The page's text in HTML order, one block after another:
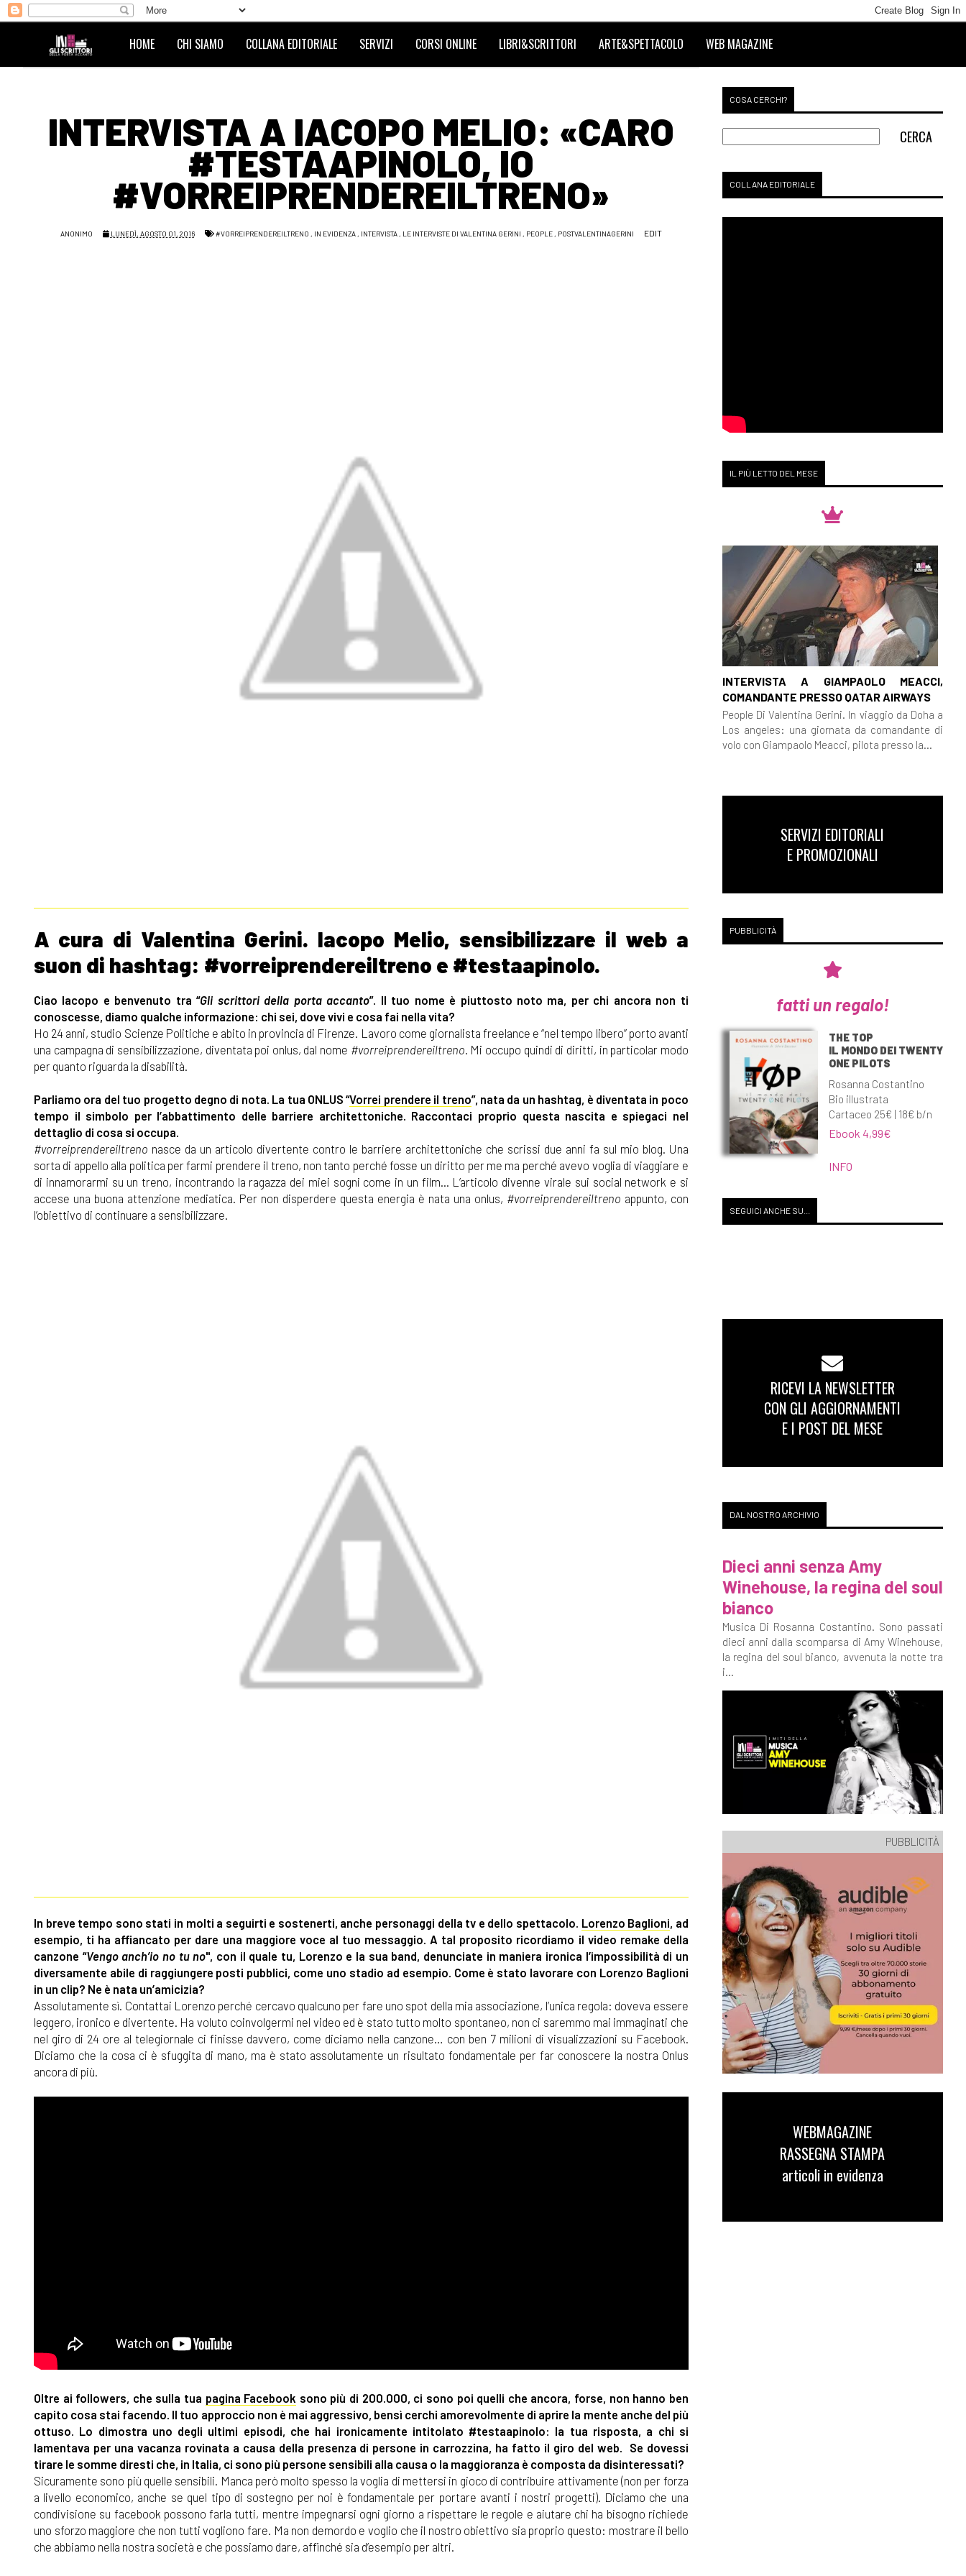
HOME CHI SIAMO COLLANA EDITORIALE SERVIZI CORSI ONLINE LIBRI&SCRITTORI ARTE&SPETTACOLO WEB MAGAZINE
INTERVISTA A IACOPO MELIO: «CARO
#TESTAAPINOLO, IO
#VORREIPRENDEREILTRENO»
ANONIMO LUNEDÌ, AGOSTO 01, 2016 #VORREIPRENDEREILTRENO , IN EVIDENZA, INTERVISTA, LE INTERVISTE DI VALENTINA GERINI , PEOPLE, POSTVALENTINAGERINI EDIT
A cura di Valentina Gerini. Iacopo Melio, sensibilizzare il web a
suon di hashtag: #vorreiprendereiltreno e #testaapinolo.
Ciao Iacopo e benvenuto tra “Gli scrittori della porta accanto”. Il tuo nome è piuttosto noto ma, per chi ancora non ti
conoscesse, diamo qualche informazione: chi sei, dove vivi e cosa fai nella vita?
Ho 24 anni, studio Scienze Politiche e abito in provincia di Firenze. Lavoro come giornalista freelance e “nel tempo libero” porto avanti
una campagna di sensibilizzazione, diventata poi onlus, dal nome #vorreiprendereiltreno . Mi occupo quindi di diritti, in particolar modo
per quanto riguarda la disabilità.
Parliamo ora del tuo progetto degno di nota. La tua ONLUS “Vorrei prendere il treno”, nata da un hashtag, è diventata in poco
tempo il simbolo per l’abbattimento delle barriere architettoniche. Raccontaci proprio questa nascita e spiegaci nel
dettaglio di cosa si occupa.
#vorreiprendereiltreno nasce da un articolo divertente contro le barriere architettoniche che scrissi due anni fa sul mio blog. Una
sorta di appello alla politica per farmi prendere il treno, non tanto perché fosse un diritto per me ma perché avevo voglia di viaggiare e
di innamorarmi su un treno, incontrando la ragazza dei miei sogni come in un film... L’articolo divenne virale sui social network e si
accese una buona attenzione mediatica. Per non disperdere questa energia è nata una onlus, #vorreiprendereiltreno appunto, con
l’obiettivo di continuare a sensibilizzare.
In breve tempo sono stati in molti a seguirti e sostenerti, anche personaggi della tv e dello spettacolo. Lorenzo Baglioni , ad
esempio, ti ha affiancato per dare una maggiore voce al tuo messaggio. A tal proposito ricordiamo il video remake della
canzone “Vengo anch’io no tu no", con il quale tu, Lorenzo e la sua band, denunciate in maniera ironica l’impossibilità di un
diversamente abile di raggiungere posti pubblici, come uno stadio ad esempio. Come è stato lavorare con Lorenzo Baglioni
in un clip? Ne è nata un’amicizia?
Assolutamente sì. Contattai Lorenzo perché cercavo qualcuno per fare uno spot della mia associazione, l’unica regola: doveva essere
leggero, ironico e divertente. Ha voluto coinvolgermi nel video ed è stato tutto molto spontaneo, non ci saremmo mai immaginati che
nel giro di 24 ore al telegiornale ci finisse davvero, come diciamo nella canzone… con ben 7 milioni di visualizzazioni su Facebook.
Diciamo che la cosa ci è sfuggita di mano, ma è stato assolutamente un risultato fondamentale per far conoscere la nostra Onlus
ancora di più.
Oltre ai followers, che sulla tua pagina Facebook sono più di 200.000, ci sono poi quelli che ancora, forse, non hanno ben
capito cosa stai facendo. Il tuo approccio non è mai aggressivo, bensì cerchi amorevolmente di aprire la mente anche del più
ottuso. Lo dimostra uno degli ultimi episodi, che hai ironicamente intitolato #testaapinolo: la tua risposta, a chi si
lamentava per una vacanza rovinata a causa della presenza di persone in carrozzina, ha fatto il giro del web. Se dovessi
tirare le somme diresti che, in Italia, ci sono più persone sensibili alla causa o la maggioranza è composta da disinteressati?
Sicuramente sono più quelle sensibili. Manca però molto spesso la voglia di mettersi in gioco di contribuire attivamente (non per forza
a livello economico, anche se quel tipo di sostegno per noi è fondamentale per portare avanti i nostri progetti). Diciamo che una
condivisione su facebook possono farla tutti, mentre impegnarsi ogni giorno a rispettare le regole e aiutare chi ha bisogno richiede
uno sforzo maggiore che non tutti vogliono fare. Ma non demordo e voglio che il nostro obiettivo sia proprio questo: mostrare il bello
che abbiamo nella nostra società e che possiamo dare, affinché sia d’esempio per altri.
COSA CERCHI?
COLLANA EDITORIALE
IL PIÙ LETTO DEL MESE
INTERVISTA A GIAMPAOLO MEACCI,
COMANDANTE PRESSO QATAR AIRWAYS
People Di Valentina Gerini. In viaggio da Doha a
Los angeles: una giornata da comandante di
volo con Giampaolo Meacci, pilota presso la...
SERVIZI EDITORIALI
E PROMOZIONALI
PUBBLICITÀ
fatti un regalo!
THE TOP
IL MONDO DEI TWENTY
ONE PILOTS
Rosanna Costantino
Bio illustrata
Cartaceo 25€ | 18€ b/n
Ebook 4,99€
INFO
SEGUICI ANCHE SU...
RICEVI LA NEWSLETTER
CON GLI AGGIORNAMENTI
E I POST DEL MESE
DAL NOSTRO ARCHIVIO
Dieci anni senza Amy
Winehouse, la regina del soul
bianco
Musica Di Rosanna Costantino. Sono passati
dieci anni dalla scomparsa di Amy Winehouse,
la regina del soul bianco, avvenuta la notte tra
i...
PUBBLICITÀ
WEBMAGAZINE
RASSEGNA STAMPA
articoli in evidenza